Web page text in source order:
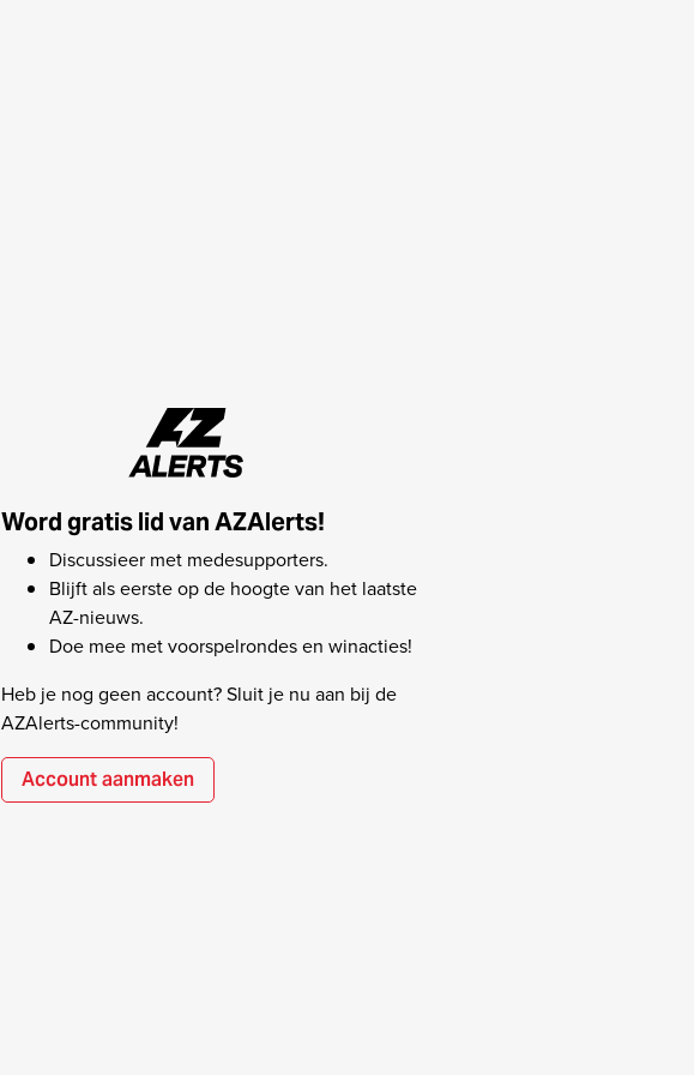
Word gratis lid van AZAlerts!
Discussieer met medesupporters.
Blijft als eerste op de hoogte van het laatste
AZ-nieuws.
Doe mee met voorspelrondes en winacties!
Heb je nog geen account? Sluit je nu aan bij de
AZAlerts-community!
Account aanmaken